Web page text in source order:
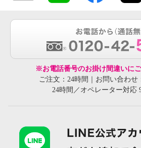
※お電話番号のお掛け間違いにご
ご注文：24時間｜お問い合わせ
24時間／オペレーター対応